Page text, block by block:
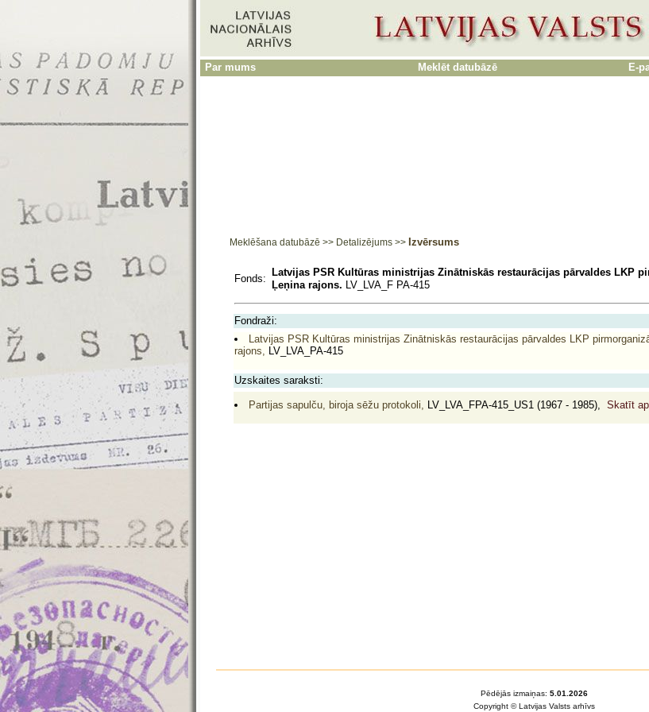
Par mums Meklēt datubāzē E-
Meklēšana datubāzē >> Detalizējums >> Izvērsums
Fonds:
Latvijas PSR Kultūras ministrijas Zinātniskās restaurācijas pārvaldes LKP
Ļeņina rajons. LV_LVA_F PA-415
Fondraži:
Latvijas PSR Kultūras ministrijas Zinātniskās restaurācijas pārvaldes LKP
rajons, LV_LVA_PA-415
Uzskaites saraksti:
Partijas sapulču, biroja sēžu protokoli, LV_LVA_FPA-415_US1 (1967 - 1985), Skatīt
Pēdējās izmaiņas: 5.01.2026
Copyright © Latvijas Valsts arhīvs